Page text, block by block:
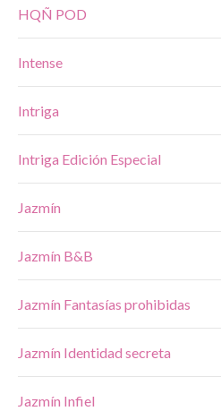
HQÑ POD
Intense
Intriga
Intriga Edición Especial
Jazmín
Jazmín B&B
Jazmín Fantasías prohibidas
Jazmín Identidad secreta
Jazmín Infiel